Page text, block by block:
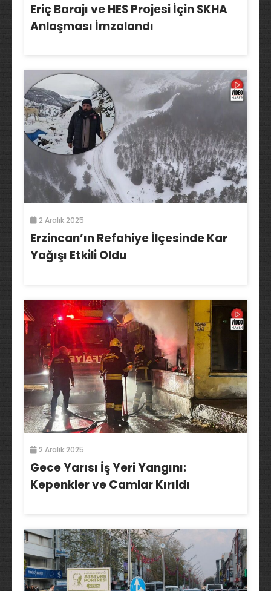
Eriç Barajı ve HES Projesi İçin SKHA
Anlaşması İmzalandı
2 Aralık 2025
Erzincan’ın Refahiye İlçesinde Kar
Yağışı Etkili Oldu
2 Aralık 2025
Gece Yarısı İş Yeri Yangını:
Kepenkler ve Camlar Kırıldı